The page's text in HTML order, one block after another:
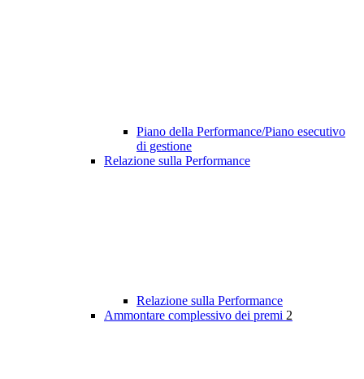
Piano della Performance/Piano esecutivo
di gestione
Relazione sulla Performance
Relazione sulla Performance
Ammontare complessivo dei premi 2